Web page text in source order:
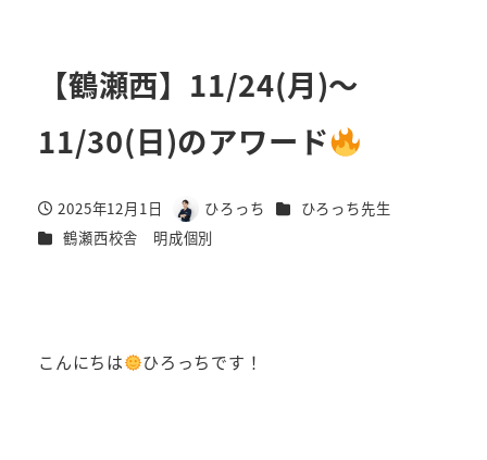
【鶴瀬西】11/24(月)～
11/30(日)のアワード
投稿日
2025年12月1日
著
者
ひろっち カテゴリー
ひろっち先生
カテゴリー
鶴瀬西校舎 明成個別
こんにちは ひろっちです！